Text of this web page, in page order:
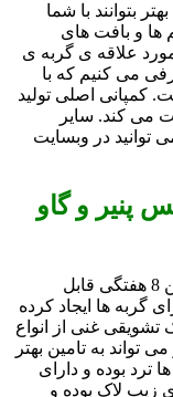
بتوانند با شما
ها و بافت های
مورد علاقه ی گربه ی
می کنیم که با
کمپانی اصلی تولید
می کند. سایر
توانید در وبسایت
پنیر و گاو
این محصول برای گربه های همه نژادها از سن 8 هفتگی قابل
گربه ها ایجاد کرده
تشویقی غنی از انواع
تواند به تامین بهتر
بوده و دارای
زیپ لاک بوده و